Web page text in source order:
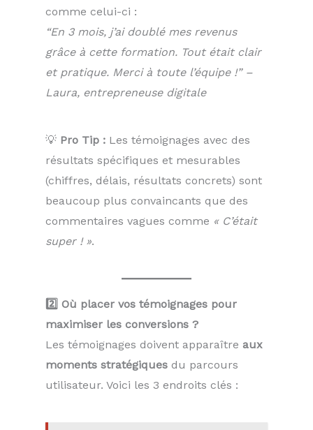
comme celui-ci :
“En 3 mois, j’ai doublé mes revenus
grâce à cette formation. Tout était clair
et pratique. Merci à toute l’équipe !” –
Laura, entrepreneuse digitale
💡 Pro Tip : Les témoignages avec des
résultats spécifiques et mesurables
(chiffres, délais, résultats concrets) sont
beaucoup plus convaincants que des
commentaires vagues comme « C’était
super ! ».
2️⃣ Où placer vos témoignages pour
maximiser les conversions ?
Les témoignages doivent apparaître aux
moments stratégiques du parcours
utilisateur. Voici les 3 endroits clés :